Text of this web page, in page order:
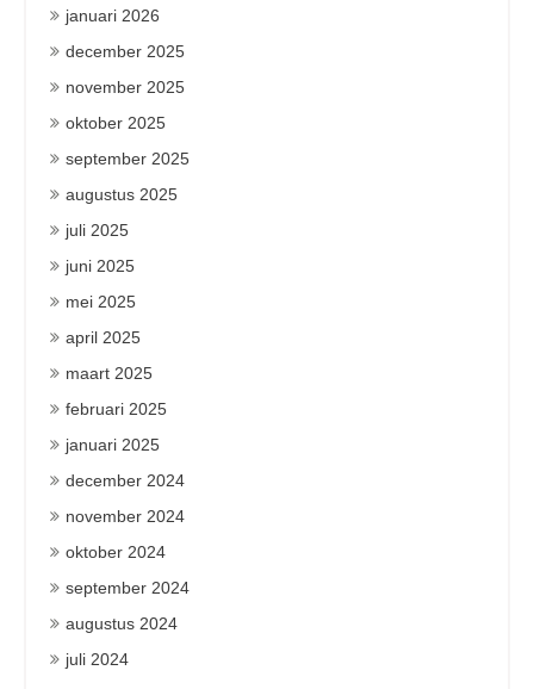
januari 2026
december 2025
november 2025
oktober 2025
september 2025
augustus 2025
juli 2025
juni 2025
mei 2025
april 2025
maart 2025
februari 2025
januari 2025
december 2024
november 2024
oktober 2024
september 2024
augustus 2024
juli 2024